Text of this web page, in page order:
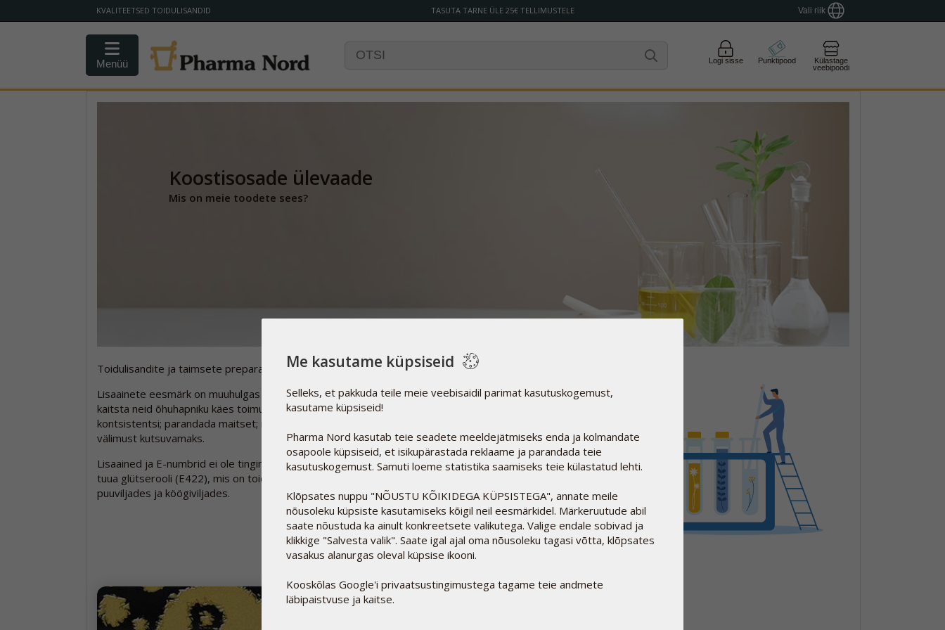
KVALITEETSED TOIDULISANDID TASUTA TARNE ÜLE 25€ TELLIMUSTELE Vali riik
Menüü Logi sisse Punktipood
Külastage
veebipoodi
Koostisosade ülevaade
Mis on meie toodete sees?
Toidulisandite ja taimsete preparaatide tootmise puhul ei ole alati võimalik vältida lisaainete kasutamist.
Lisaainete eesmärk on muuhulgas aidata aktiivsetel koostisosadel tablettides ja kapslites koos püsida;
kaitsta neid õhuhapniku käes toimuva lagunemise, mikroorganismide ja UV-kiirguse eest; reguleerida
kontsistentsi; parandada maitset; muuta neid lihtsamini neelatavaks ning mõnel juhul ka muuta preparaadi
välimust kutsuvamaks.
Lisaained ja E-numbrid ei ole tingimata sünteetilise keemia sünonüümid. Ühena mitmetest võib näiteks
tuua glütserooli (E422), mis on toiduainete looduslik koostisosa või pektiini (E440), mida leidub looduslikult
puuviljades ja köögiviljades.
Me kasutame küpsiseid
Selleks, et pakkuda teile meie veebisaidil parimat kasutuskogemust,
kasutame küpsiseid!
Pharma Nord kasutab teie seadete meeldejätmiseks enda ja kolmandate
osapoole küpsiseid, et isikupärastada reklaame ja parandada teie
kasutuskogemust. Samuti loeme statistika saamiseks teie külastatud lehti.
Klõpsates nuppu "NÕUSTU KÕIKIDEGA KÜPSISTEGA", annate meile
nõusoleku küpsiste kasutamiseks kõigil neil eesmärkidel. Märkeruutude abil
saate nõustuda ka ainult konkreetsete valikutega. Valige endale sobivad ja
klikkige "Salvesta valik". Saate igal ajal oma nõusoleku tagasi võtta, klõpsates
vasakus alanurgas oleval küpsise ikooni.
Kooskõlas Google'i privaatsustingimustega tagame teie andmete
läbipaistvuse ja kaitse.